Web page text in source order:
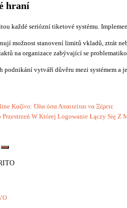
hraní
každé seriózní tiketové systému.
možnost stanovení limitů vkladů, ztrát
na organizace zabývající se
podnikání vytváří důvěru mezi systémem
Καζίνο: Όλα όσα Απαιτείται να Ξέρετε
Przestrzeń W Której Logowanie Łączy Się Z